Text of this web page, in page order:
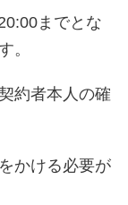
までとな
。
約者本人の確
かける必要が